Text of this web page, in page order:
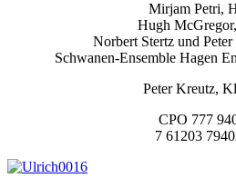
Mirjam Petri,
Hugh
Norbert Stertz und
Schwanen-Ensemble Hagen
Peter Kreutz,
CPO 777
7 61203